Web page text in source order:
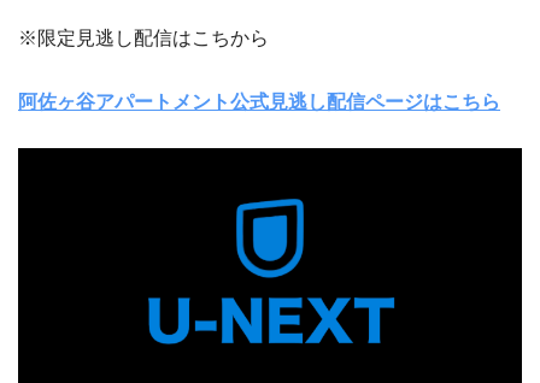
※限定見逃し配信はこちから
阿佐ヶ谷アパートメント公式見逃し配信ページはこちら